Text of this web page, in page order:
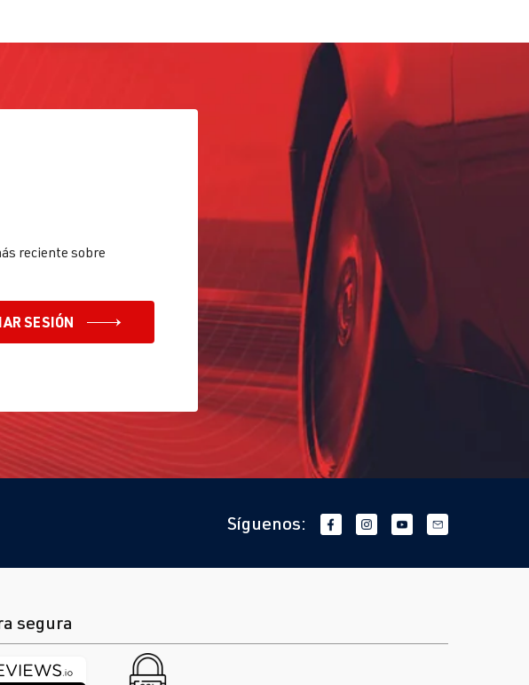
reciente sobre
SESIÓN
Síguenos:
segura